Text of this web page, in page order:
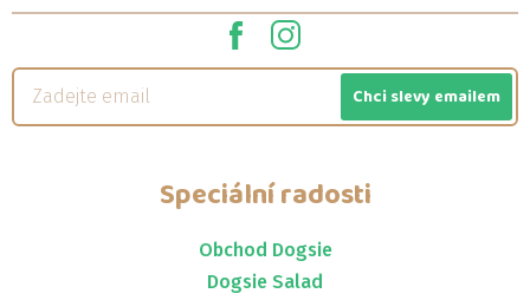
Chci slevy emailem
Speciální radosti
Obchod Dogsie
Dogsie Salad